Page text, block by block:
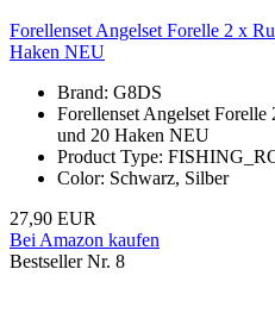
Forellenset Angelset Forelle 2 x
Haken NEU
Brand: G8DS
Forellenset Angelset
und 20 Haken NEU
Product Type:
Color: Schwarz, Silber
27,90 EUR
Bei Amazon kaufen
Bestseller Nr. 8